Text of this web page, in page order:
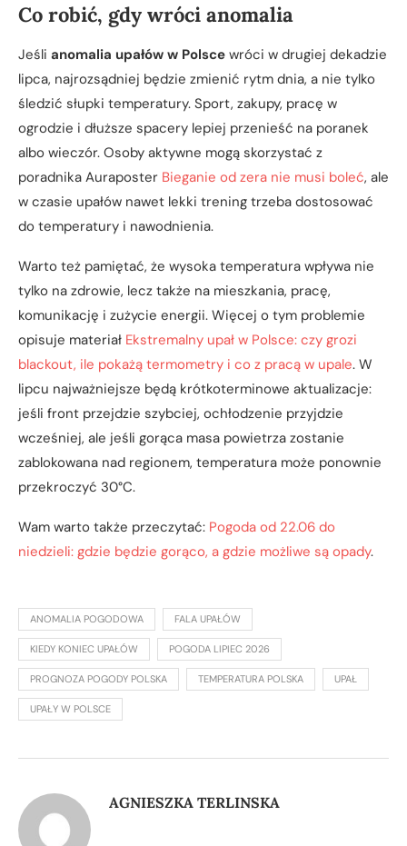
Co robić, gdy wróci anomalia
Jeśli anomalia upałów w Polsce wróci w drugiej dekadzie
lipca, najrozsądniej będzie zmienić rytm dnia, a nie tylko
śledzić słupki temperatury. Sport, zakupy, pracę w
ogrodzie i dłuższe spacery lepiej przenieść na poranek
albo wieczór. Osoby aktywne mogą skorzystać z
poradnika Auraposter Bieganie od zera nie musi boleć, ale
w czasie upałów nawet lekki trening trzeba dostosować
do temperatury i nawodnienia.
Warto też pamiętać, że wysoka temperatura wpływa nie
tylko na zdrowie, lecz także na mieszkania, pracę,
komunikację i zużycie energii. Więcej o tym problemie
opisuje materiał Ekstremalny upał w Polsce: czy grozi
blackout, ile pokażą termometry i co z pracą w upale. W
lipcu najważniejsze będą krótkoterminowe aktualizacje:
jeśli front przejdzie szybciej, ochłodzenie przyjdzie
wcześniej, ale jeśli gorąca masa powietrza zostanie
zablokowana nad regionem, temperatura może ponownie
przekroczyć 30°C.
Wam warto także przeczytać: Pogoda od 22.06 do
niedzieli: gdzie będzie gorąco, a gdzie możliwe są opady.
ANOMALIA POGODOWA FALA UPAŁÓW
KIEDY KONIEC UPAŁÓW POGODA LIPIEC 2026
PROGNOZA POGODY POLSKA TEMPERATURA POLSKA UPAŁ
UPAŁY W POLSCE
AGNIESZKA TERLINSKA